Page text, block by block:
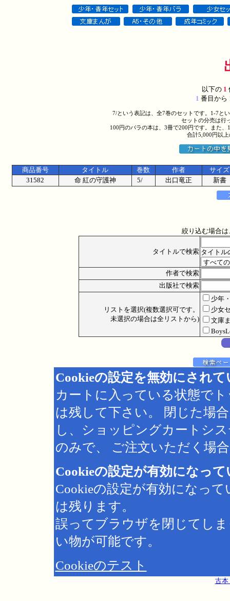
以下の1
1 番目から
7/という表記は、全7巻のセットです。1-7と
セットの分売は行
100円のバラの本は、3冊で200円です。また
合計5,000円以
商品番号 タイトル 巻数 作者
サイズ
31582
命 紅の守護神 5/ 出口竜正 新書
絞り込む場合
タイトルで検索 タイトル
作者で検索
出版社で検索
リストを選択(複数選択可です。
未選択の場合は全リストから)
少年
少女
文庫
Cookieの設定を無効にされ
カートに入っている状態で
は残して下さい。 閉じた場
し、ショッピングカートシ
のみで、 ご注文いただく場
Cookieの設定が有効になっ
Cookieの設定が有効になっ
は残ります。
誤ってブラウザを閉じてし
い物が可能です。
Cookieのテスト
古本